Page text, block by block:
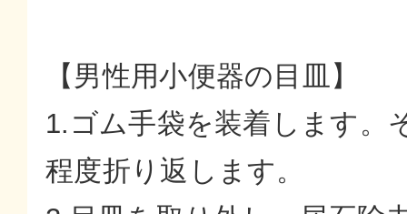
【男性用小便器の目皿】
1.ゴム手袋を装着します。
程度折り返します。